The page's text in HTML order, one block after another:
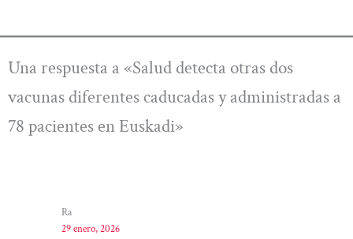
Una respuesta a «Salud detecta otras dos
vacunas diferentes caducadas y administradas a
78 pacientes en Euskadi»
Ra
29 enero, 2026